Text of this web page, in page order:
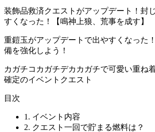
装飾品救済クエストがアップデート！封
すくなった！【鳴神上狼、荒事を成す】
重鎧玉がアップデートで出やすくなった
備を強化しよう！
カガチコカガチデカカガチで可愛い重ね
確定のイベントクエスト
目次
1. イベント内容
2. クエスト一回で貯まる燃料は？